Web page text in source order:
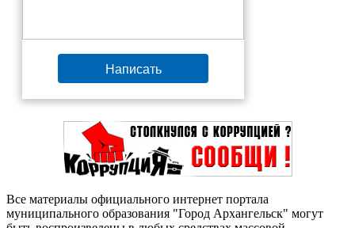
Написать
Все материалы официального интернет портала
муниципального образования "Город Архангельск" могут